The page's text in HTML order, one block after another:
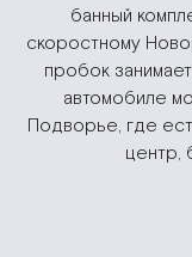
банный
скоростному
пробок
автомобиле
Подворье, где
центр,